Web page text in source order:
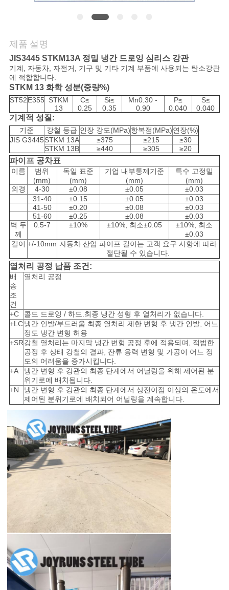
인
용
문
을
요
구
하
세
요
사
이
트
맵
사
활
정
책
제품 설명
JIS3445 STKM13A 정밀 냉간 드로잉 심리스 강관
기계, 자동차, 자전거, 기구 및 기타 기계 부품에 사용되는 탄소강관
에 적합합니다.
STKM 13 화학 성분(중량%)
ST52E355
STKM
13
C≤
0.25
Si≤
0.35
Mn0.30 -
0.90
P≤
0.040
S≤
0.040
기계적 성질:
기준 강철 등급 인장 강도(MPa)항복점(MPa)연장(%)
JIS G3445STKM 13A ≥375 ≥215
≥30
STKM 13B
≥440 ≥305 ≥20
파이프 공차표
이름
범위
(mm)
독일 표준
(mm)
기업 내부통제기준
(mm)
특수 고정밀
(mm)
외경
4-30 ±0.08 ±0.05
±0.03
31-40
±0.15 ±0.05
±0.03
41-50
±0.20 ±0.08
±0.03
51-60
±0.25 ±0.08
±0.03
벽 두
께
0.5-7 ±10% ±10%, 최소±0.05
±10%, 최소
±0.03
길이 +/-10mm 자동차 산업 파이프 길이는 고객 요구 사항에 따라
절단될 수 있습니다.
열처리 공정 납품 조건:
배
송
조
건
열처리 공정
+C
콜드 드로잉 / 하드.최종 냉간 성형 후 열처리가 없습니다.
+LC냉간 인발/부드러움.최종 열처리 제한 변형 후 냉간 인발, 어느
정도 냉간 변형 허용
+SR강철 열처리는 마지막 냉간 변형 공정 후에 적용되며, 적법한
공정 후 상태 강철의 결과, 잔류 응력 변형 및 가공이 어느 정
도의 어려움을 증가시킵니다.
+A
냉간 변형 후 강관의 최종 단계에서 어닐링을 위해 제어된 분
위기로에 배치됩니다.
+N
냉간 변형 후 강관의 최종 단계에서 상전이점 이상의 온도에서
제어된 분위기로에 배치되어 어닐링을 계속합니다.